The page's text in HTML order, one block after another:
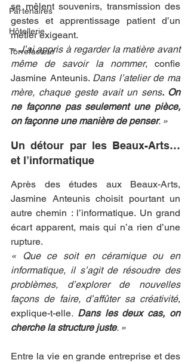
Partenaires
Hôtellerie
Torrefacteur
se mêlent souvenirs, transmission des
gestes et apprentissage patient d’un
métier exigeant.
« J’ai appris à regarder la matière avant
même de savoir la nommer, confie
Jasmine Anteunis. Dans l’atelier de ma
mère, chaque geste avait un sens. On
ne façonne pas seulement une pièce,
on façonne une manière de penser. »
Un détour par les Beaux-Arts…
et l’informatique
Après des études aux Beaux-Arts,
Jasmine Anteunis choisit pourtant un
autre chemin : l’informatique. Un grand
écart apparent, mais qui n’a rien d’une
rupture.
« Que ce soit en céramique ou en
informatique, il s’agit de résoudre des
problèmes, d’explorer de nouvelles
façons de faire, d’affûter sa créativité,
explique-t-elle. Dans les deux cas, on
cherche la structure juste. »
Entre la vie en grande entreprise et des